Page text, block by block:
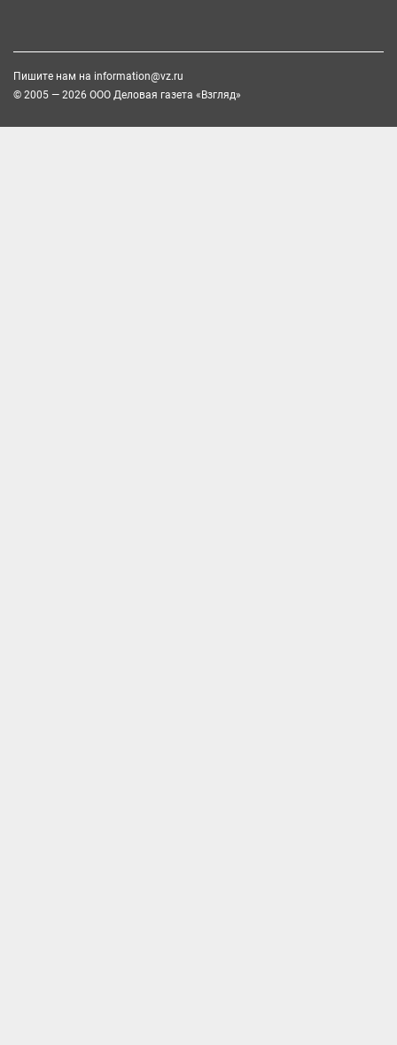
Пишите нам на information@vz.ru
© 2005 — 2026 ООО Деловая газета «Взгляд»